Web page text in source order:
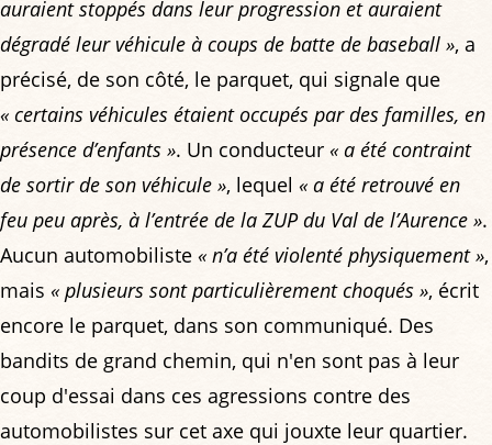
auraient stoppés dans leur progression et auraient
dégradé leur véhicule à coups de batte de baseball », a
précisé, de son côté, le parquet, qui signale que
« certains véhicules étaient occupés par des familles, en
présence d’enfants ». Un conducteur « a été contraint
de sortir de son véhicule », lequel « a été retrouvé en
feu peu après, à l’entrée de la ZUP du Val de l’Aurence ».
Aucun automobiliste « n’a été violenté physiquement »,
mais « plusieurs sont particulièrement choqués », écrit
encore le parquet, dans son communiqué. Des
bandits de grand chemin, qui n'en sont pas à leur
coup d'essai dans ces agressions contre des
automobilistes sur cet axe qui jouxte leur quartier.